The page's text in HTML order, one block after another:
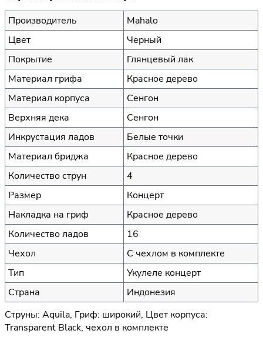
Производитель
Mahalo
Цвет
Черный
Покрытие
Глянцевый лак
Материал грифа
Красное дерево
Материал корпуса
Сенгон
Верхняя дека
Сенгон
Инкрустация ладов
Белые точки
Материал бриджа
Красное дерево
Количество струн
4
Размер
Концерт
Накладка на гриф
Красное дерево
Количество ладов
16
Чехол
С чехлом в комплекте
Тип
Укулеле концерт
Страна
Индонезия
Струны: Aquila, Гриф: широкий, Цвет корпуса:
Transparent Black, чехол в комплекте